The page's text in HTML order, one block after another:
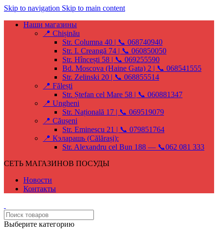
Skip to navigation Skip to main content
Наши магазины
📍 Chișinău
Str. Columna 40 | 📞 068740940
Str. I. Creangă 74 | 📞 060850050
Str. Hîncești 58 | 📞 069255590
Bd. Moscova (Haine Gata) 2 | 📞 068541555
Str. Zelinski 20 | 📞 068855514
📍 Fălești
Str. Ștefan cel Mare 58 | 📞 060881347
📍 Ungheni
Str. Națională 17 | 📞 069519079
📍 Căușeni
Str. Eminescu 21 | 📞 079851764
📍 Кэларашь (Călărași):
Str. Alexandru cel Bun 188 — 📞062 081 333
СЕТЬ МАГАЗИНОВ ПОСУДЫ
Новости
Контакты
Выберите категорию